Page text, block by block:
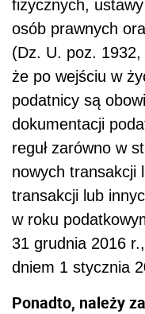
fizycznych,
osób prawnych
(Dz. U. poz. 1932,
że po wejściu w
podatnicy są
dokumentacji
reguł zarówno w
nowych transakcji
transakcji lub
w roku
31 grudnia 2016
dniem 1 stycznia
Ponadto, należy